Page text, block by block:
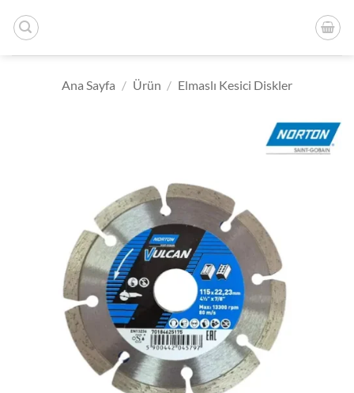
atla
Ana Sayfa / Ürün / Elmaslı Kesici Diskler